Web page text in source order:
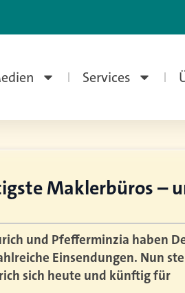
Services
Maklerbüros –
und Pfefferminzia haben
Einsendungen. Nun
sich heute und künftig für